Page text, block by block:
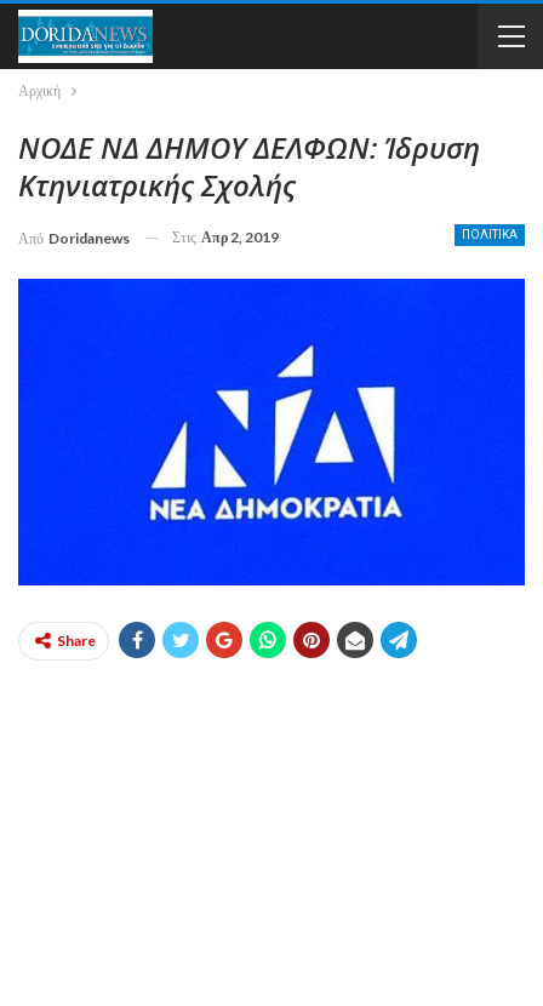
Αρχική
ΝΟΔΕ ΝΔ ΔΗΜΟΥ ΔΕΛΦΩΝ: Ίδρυση
Κτηνιατρικής Σχολής
ΠΟΛΙΤΙΚΑ
Από Doridanews Στις Απρ 2, 2019
Share